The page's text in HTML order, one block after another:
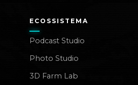
ECOSSISTEMA
Podcast Studio
Photo Studio
3D Farm Lab